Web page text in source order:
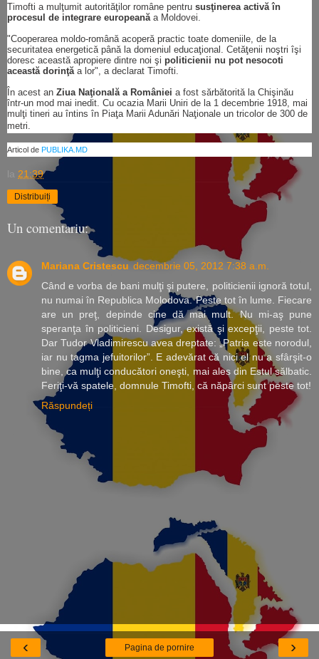
Timofti a mulţumit autorităţilor române pentru susţinerea activă în
procesul de integrare europeană a Moldovei.
"Cooperarea moldo-română acoperă practic toate domeniile, de la
securitatea energetică până la domeniul educaţional. Cetăţenii noştri îşi
doresc această apropiere dintre noi şi politicienii nu pot nesocoti
această dorinţă a lor", a declarat Timofti.
În acest an Ziua Naţională a României a fost sărbătorită la Chişinău
într-un mod mai inedit. Cu ocazia Marii Uniri de la 1 decembrie 1918, mai
mulţi tineri au întins în Piaţa Marii Adunări Naţionale un tricolor de 300 de
metri.
Articol de PUBLIKA.MD
la 21:39
Distribuiți
Un comentariu:
Mariana Cristescu decembrie 05, 2012 7:38 a.m.
Când e vorba de bani mulţi şi putere, politicienii ignoră totul,
nu numai în Republica Molodova. Peste tot în lume. Fiecare
are un preţ, depinde cine dă mai mult. Nu mi-aş pune
speranţa în politicieni. Desigur, există şi excepţii, peste tot.
Dar Tudor Vladimirescu avea dreptate: „Patria este norodul,
iar nu tagma jefuitorilor”. E adevărat că nici el nu a sfârşit-o
bine, ca mulţi conducători oneşti, mai ales din Estul sălbatic.
Feriţi-vă spatele, domnule Timofti, că năpârci sunt peste tot!
Răspundeți
‹ ›
Pagina de pornire